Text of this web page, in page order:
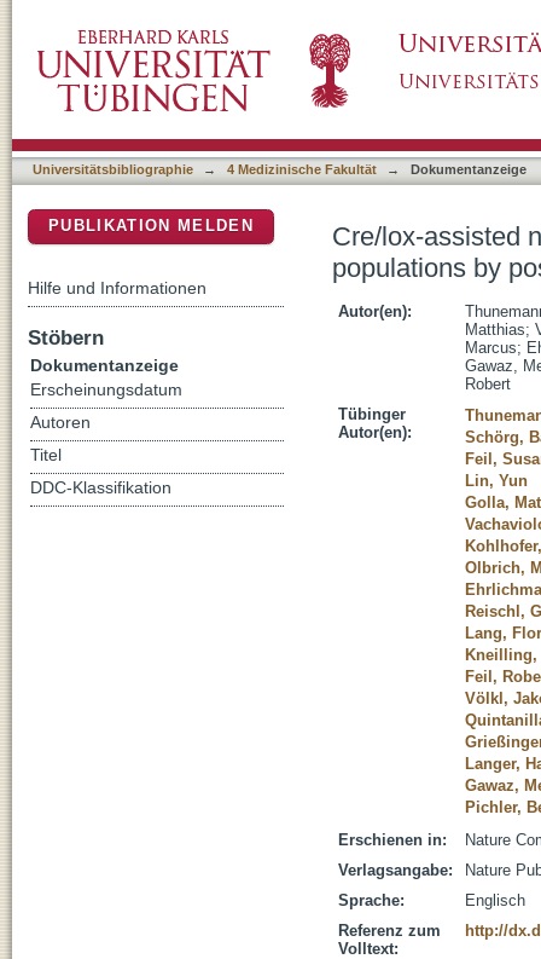
tomography
Universitätsbibliographie → 4 Medizinische Fakultät → Dokumentanzeige
Cre/lox-assisted
populations by
Autor(en):
Matthias;
Marcus;
Gawaz,
Robert
Tübinger
Autor(en):
Schörg,
Feil,
Lin, Yun
Golla,
Olbrich,
Reischl,
Lang,
Kneilling,
Feil,
Völkl,
Langer,
Gawaz,
Pichler,
Erschienen in:
Nature
Verlagsangabe:
Nature
Sprache:
Englisch
Referenz zum
Volltext:
http://
PUBLIKATION MELDEN
Hilfe und Informationen
Stöbern
Dokumentanzeige
Erscheinungsdatum
Autoren
Titel
DDC-Klassifikation